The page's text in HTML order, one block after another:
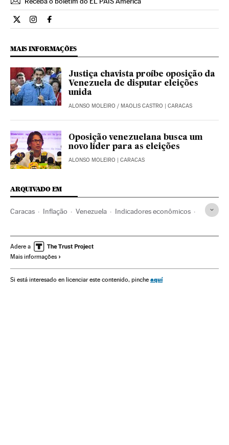
Internacional El País Brasil en Twitter
Internacional El País Brasil en Instagram
Internacional El País Brasil en Facebook
MAIS INFORMAÇÕES
Justiça chavista proíbe oposição da
Venezuela de disputar eleições
unida
ALONSO MOLEIRO / MAOLIS CASTRO | CARACAS
Oposição venezuelana busca um
novo líder para as eleições
ALONSO MOLEIRO | CARACAS
ARQUIVADO EM
Caracas Inflação Venezuela Indicadores econômicos
Bolívar venezuelano Mercado divisas
Medios de pago
Nicolás Maduro
Adere a
Mais informações
Si está interesado en licenciar este contenido, pinche aquí